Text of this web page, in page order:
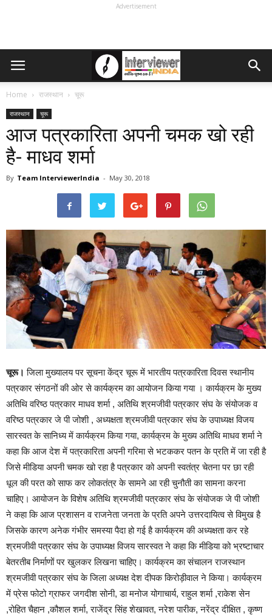
Advertisement
Home राजस्थान चूरू
राजस्थान चूरू
आज पत्रकारिता अपनी चमक खो रही
है- माधव शर्मा
By Team InterviewerIndia - May 30, 2018
चूरू। जिला मुख्यालय पर सूचना केंद्र चूरू में भारतीय पत्रकारिता दिवस स्थानीय
पत्रकार संगठनों की ओर से कार्यक्रम का आयोजन किया गया । कार्यक्रम के मुख्य
अतिथि वरिष्ठ पत्रकार माधव शर्मा , अतिथि श्रमजीवी पत्रकार संघ के संयोजक व
वरिष्ठ पत्रकार जे पी जोशी , अध्यक्षता श्रमजीवी पत्रकार संघ के उपाध्यक्ष विजय
सारस्वत के सानिध्य में कार्यक्रम किया गया, कार्यक्रम के मुख्य अतिथि माधव शर्मा ने
कहा कि आज देश में पत्रकारिता अपनी गरिमा से भटककर पतन के प्रति में जा रही है
जिसे मीडिया अपनी चमक खो रहा है पत्रकार को अपनी स्वतंत्र चेतना पर छा रही
धूल की परत को साफ कर लोकतंत्र के सामने आ रही चुनौती का सामना करना
चाहिए। आयोजन के विशेष अतिथि श्रमजीवी पत्रकार संघ के संयोजक जे पी जोशी
ने कहा कि आज प्रशासन व राजनेता जनता के प्रति अपने उत्तरदायित्व से विमुख है
जिसके कारण अनेक गंभीर समस्या पैदा हो गई है कार्यक्रम की अध्यक्षता कर रहे
श्रमजीवी पत्रकार संघ के उपाध्यक्ष विजय सारस्वत ने कहा कि मीडिया को भ्रष्टाचार
बेतरतीब निर्माणों पर खुलकर लिखना चाहिए। कार्यक्रम का संचालन राजस्थान
श्रमजीवी पत्रकार संघ के जिला अध्यक्ष देश दीपक किरोड़ीवाल ने किया। कार्यक्रम
में प्रेस फोटो ग्राफर जगदीश सोनी, डा मनोज योगाचार्य, राहुल शर्मा ,राकेश सेन
,रोहित चैहान ,कौशल शर्मा, राजेंद्र सिंह शेखावत, नरेश पारीक, नरेंद्र दीक्षित , कृष्ण